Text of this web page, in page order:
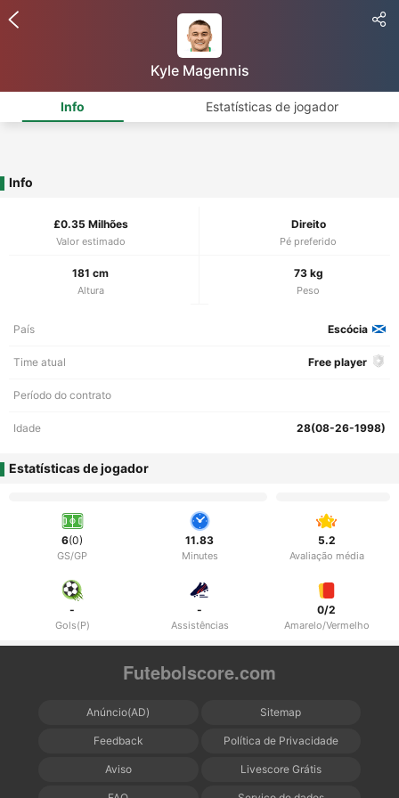
Kyle Magennis
Info Estatísticas de jogador
Info
£0.35 Milhões
Valor estimado
Direito
Pé preferido
181 cm
Altura
73 kg
Peso
País Escócia
Time atual Free player
Período do contrato
Idade 28(08-26-1998)
Estatísticas de jogador
6(0)
GS/GP
11.83
Minutes
5.2
Avaliação média
-
Gols(P)
-
Assistências
0/2
Amarelo/Vermelho
Futebolscore.com
Anúncio(AD) Sitemap
Feedback Política de Privacidade
Aviso Livescore Grátis